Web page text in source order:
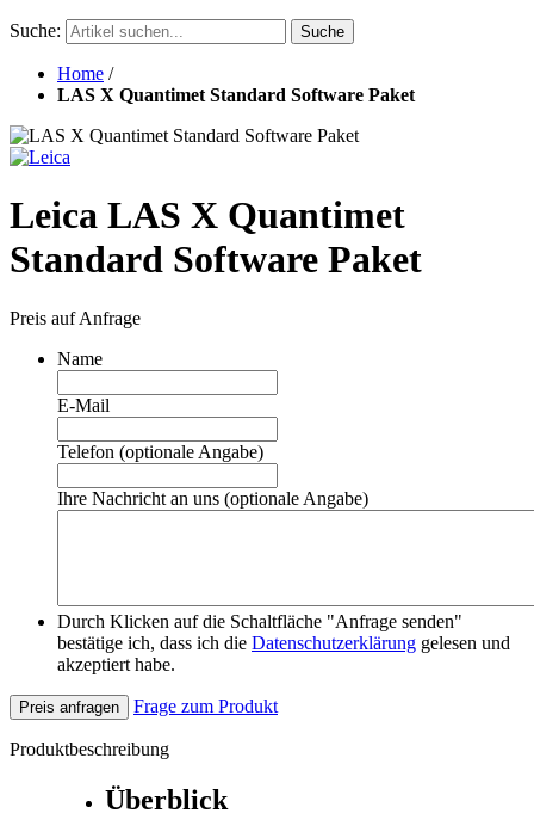
Suche: Suche
Home /
LAS X Quantimet Standard Software Paket
Leica LAS X Quantimet
Standard Software Paket
Preis auf Anfrage
Name
E-Mail
Telefon (optionale Angabe)
Ihre Nachricht an uns (optionale Angabe)
Durch Klicken auf die Schaltfläche "Anfrage senden"
bestätige ich, dass ich die Datenschutzerklärung gelesen und
akzeptiert habe.
Preis anfragen Frage zum Produkt
Produktbeschreibung
Überblick